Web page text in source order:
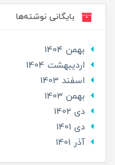
بایگانی نوشته‌ها
بهمن 1404
ارديبهشت 1404
اسفند 1403
بهمن 1403
دی 1402
دی 1401
آذر 1401